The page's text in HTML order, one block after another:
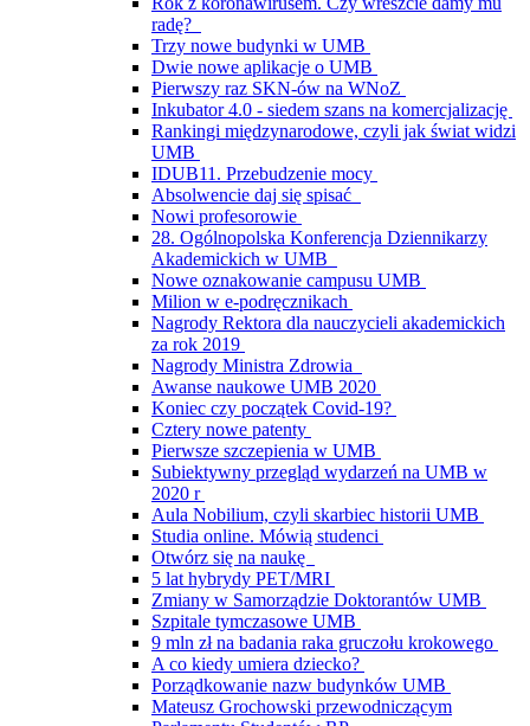
radę?
Trzy nowe budynki w UMB
Dwie nowe aplikacje o UMB
Pierwszy raz SKN-ów na WNoZ
Inkubator 4.0 - siedem szans na komercjalizację
Rankingi międzynarodowe, czyli jak świat widzi
UMB
IDUB11. Przebudzenie mocy
Absolwencie daj się spisać
Nowi profesorowie
28. Ogólnopolska Konferencja Dziennikarzy
Akademickich w UMB
Nowe oznakowanie campusu UMB
Milion w e-podręcznikach
Nagrody Rektora dla nauczycieli akademickich
za rok 2019
Nagrody Ministra Zdrowia
Awanse naukowe UMB 2020
Koniec czy początek Covid-19?
Cztery nowe patenty
Pierwsze szczepienia w UMB
Subiektywny przegląd wydarzeń na UMB w
2020 r
Aula Nobilium, czyli skarbiec historii UMB
Studia online. Mówią studenci
Otwórz się na naukę
5 lat hybrydy PET/MRI
Zmiany w Samorządzie Doktorantów UMB
Szpitale tymczasowe UMB
9 mln zł na badania raka gruczołu krokowego
A co kiedy umiera dziecko?
Porządkowanie nazw budynków UMB
Mateusz Grochowski przewodniczącym